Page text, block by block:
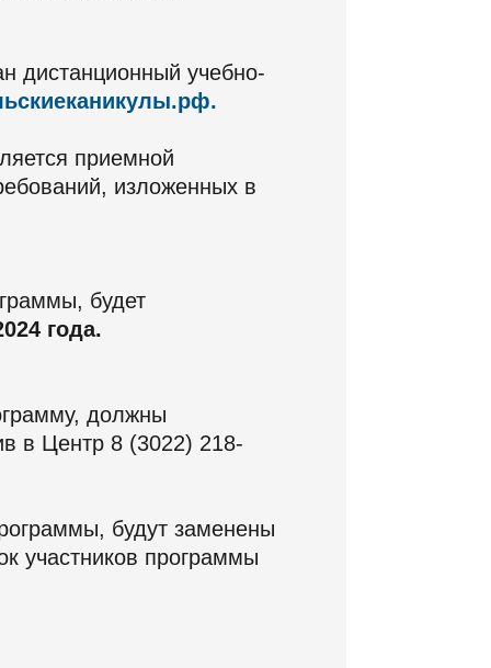
дистанционный учебно-
приемной
изложенных в
будет
года.
должны
в Центр 8 (3022) 218-
будут заменены
участников программы